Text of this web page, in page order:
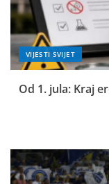
VIJESTI SVIJET
Od 1. jula: Kraj